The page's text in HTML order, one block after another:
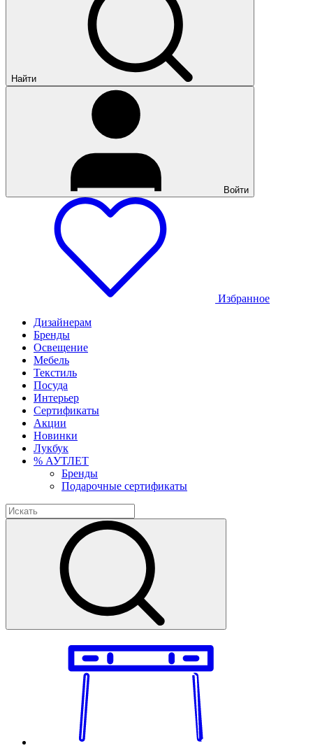
Найти
Войти
Избранное
Дизайнерам
Бренды
Освещение
Мебель
Текстиль
Посуда
Интерьер
Сертификаты
Акции
Новинки
Лукбук
% АУТЛЕТ
Бренды
Подарочные сертификаты